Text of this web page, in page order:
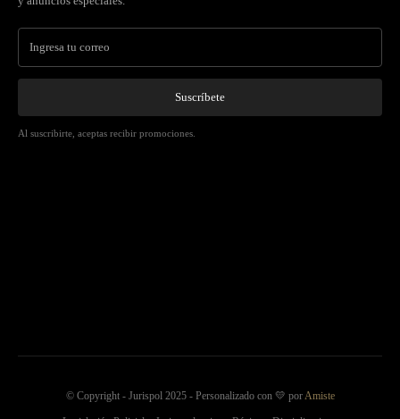
Suscríbete
Al suscribirte, aceptas recibir promociones.
© Copyright - Jurispol 2025 - Personalizado con 💛 porAmiste